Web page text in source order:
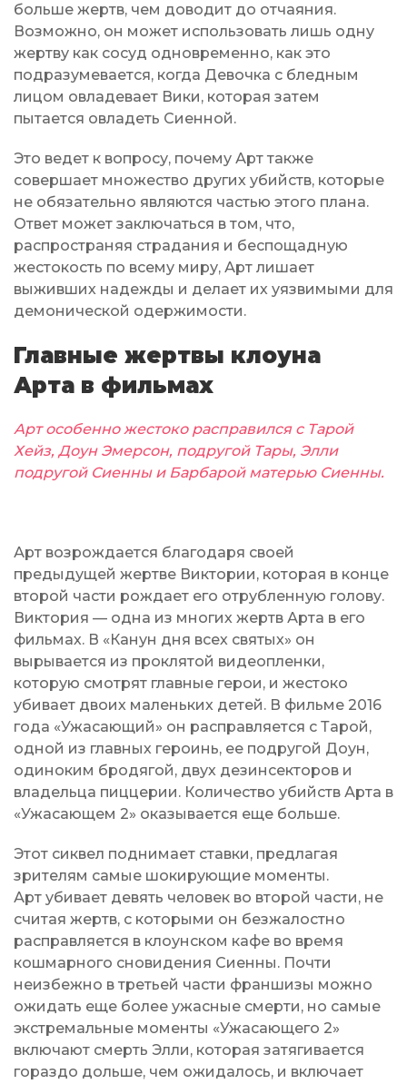
больше жертв, чем доводит до отчаяния.
Возможно, он может использовать лишь одну
жертву как сосуд одновременно, как это
подразумевается, когда Девочка с бледным
лицом овладевает Вики, которая затем
пытается овладеть Сиенной.
Это ведет к вопросу, почему Арт также
совершает множество других убийств, которые
не обязательно являются частью этого плана.
Ответ может заключаться в том, что,
распространяя страдания и беспощадную
жестокость по всему миру, Арт лишает
выживших надежды и делает их уязвимыми для
демонической одержимости.
Главные жертвы клоуна
Арта в фильмах
Арт особенно жестоко расправился с Тарой
Хейз, Доун Эмерсон, подругой Тары, Элли
подругой Сиенны и Барбарой матерью Сиенны.
Арт возрождается благодаря своей
предыдущей жертве Виктории, которая в конце
второй части рождает его отрубленную голову.
Виктория — одна из многих жертв Арта в его
фильмах. В «Канун дня всех святых» он
вырывается из проклятой видеопленки,
которую смотрят главные герои, и жестоко
убивает двоих маленьких детей. В фильме 2016
года «Ужасающий» он расправляется с Тарой,
одной из главных героинь, ее подругой Доун,
одиноким бродягой, двух дезинсекторов и
владельца пиццерии. Количество убийств Арта в
«Ужасающем 2» оказывается еще больше.
Этот сиквел поднимает ставки, предлагая
зрителям самые шокирующие моменты.
Арт убивает девять человек во второй части, не
считая жертв, с которыми он безжалостно
расправляется в клоунском кафе во время
кошмарного сновидения Сиенны. Почти
неизбежно в третьей части франшизы можно
ожидать еще более ужасные смерти, но самые
экстремальные моменты «Ужасающего 2»
включают смерть Элли, которая затягивается
гораздо дольше, чем ожидалось, и включает